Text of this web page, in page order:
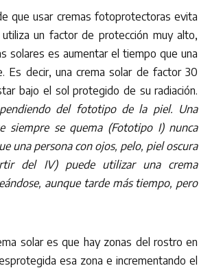
que usar cremas fotoprotectoras evita
un factor de protección muy alto,
solares es aumentar el tiempo que una
Es decir, una crema solar de factor 30
bajo el sol protegido de su radiación.
del fototipo de la piel. Una
siempre se quema (Fototipo I) nunca
una persona con ojos, pelo, piel oscura
del IV) puede utilizar una crema
aunque tarde más tiempo, pero
solar es que hay zonas del rostro en
esa zona e incrementando el